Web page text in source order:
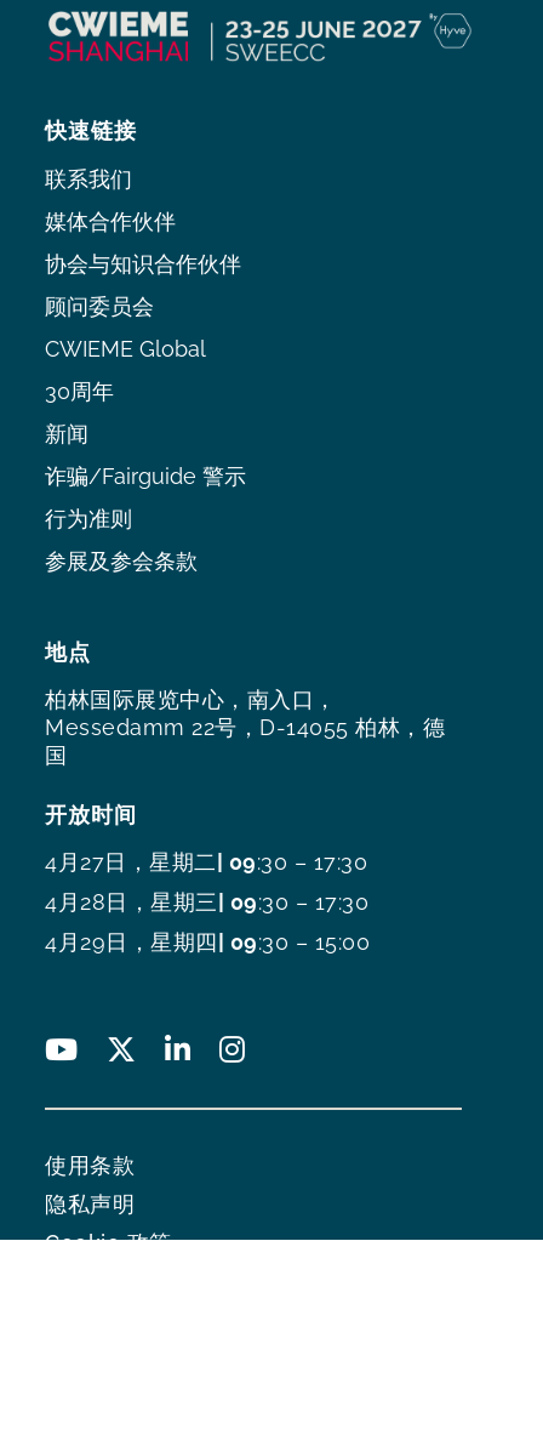
地点
柏林国际展览中心，南入口，
Messedamm 22号，D-14055 柏林，德
国
开放时间
4月27日，星期二 | 09:30 – 17:30
4月28日，星期三 | 09:30 – 17:30
4月29日，星期四 | 09:30 – 15:00
快速链接
联系我们
媒体合作伙伴
协会与知识合作伙伴
顾问委员会
CWIEME Global
30周年
新闻
诈骗/Fairguide 警示
行为准则
参展及参会条款
使用条款
隐私声明
Cookie 政策